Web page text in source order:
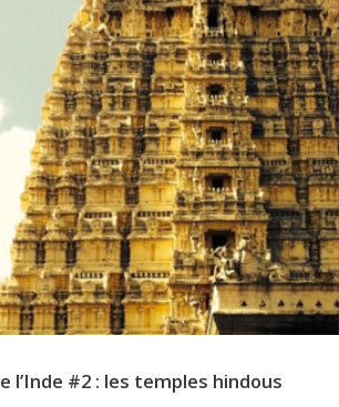
LIRE LA SUITE
l’Inde #2 : les temples hindous